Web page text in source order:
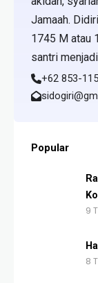
Jamaah.
1745 M atau
santri
+62 853-
Popular
9
8